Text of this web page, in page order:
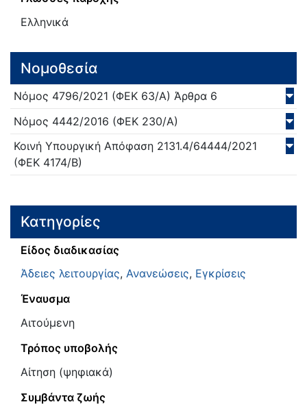
Ελληνικά
Νομοθεσία
Νόμος 4796/2021 (ΦΕΚ 63/Α) Άρθρα 6
Νόμος 4442/2016 (ΦΕΚ 230/Α)
Κοινή Υπουργική Απόφαση 2131.4/64444/2021
(ΦΕΚ 4174/Β)
Κατηγορίες
Είδος διαδικασίας
Άδειες λειτουργίας, Ανανεώσεις, Εγκρίσεις
Έναυσμα
Αιτούμενη
Τρόπος υποβολής
Αίτηση (ψηφιακά)
Συμβάντα ζωής